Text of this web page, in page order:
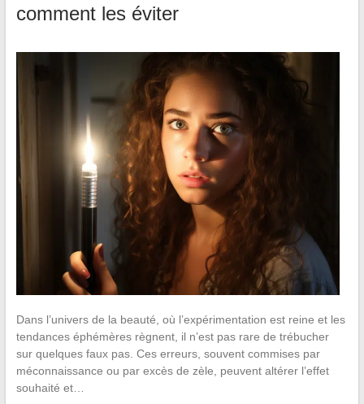
comment les éviter
Dans l’univers de la beauté, où l’expérimentation est reine et les
tendances éphémères règnent, il n’est pas rare de trébucher
sur quelques faux pas. Ces erreurs, souvent commises par
méconnaissance ou par excès de zèle, peuvent altérer l’effet
souhaité et…